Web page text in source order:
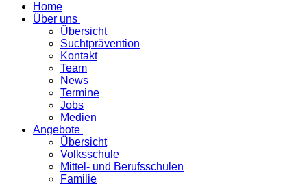
Home
Über uns
Übersicht
Suchtprävention
Kontakt
Team
News
Termine
Jobs
Medien
Angebote
Übersicht
Volksschule
Mittel- und Berufsschulen
Familie